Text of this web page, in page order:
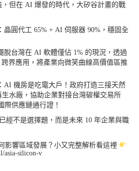
但在 AI 爆發的時代，大矽谷計畫的戰
晶圓代工 65% + AI 伺服器 90%，穩固全
脫台灣在 AI 軟體僅佔 1% 的現況，透過
界應用，將產業向微笑曲線高價值區推
AI 機房是吃電大戶！政府打造三接天然
水廠，協助企業對接台灣碳權交易所
際供應鏈通行證！
經不是選擇題，而是未來 10 年企業與職
影響區域發展？小又完整解析看這裡
asia-silicon-v